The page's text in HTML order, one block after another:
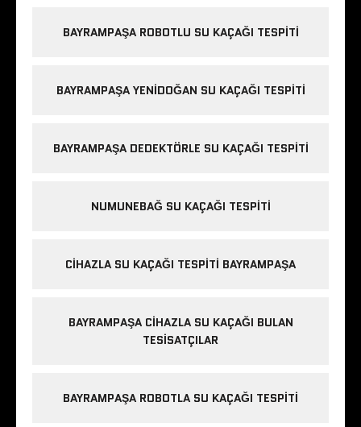
BAYRAMPAŞA ROBOTLU SU KAÇAĞI TESPITI
BAYRAMPAŞA YENIDOĞAN SU KAÇAĞI TESPITI
BAYRAMPAŞA DEDEKTÖRLE SU KAÇAĞI TESPITI
NUMUNEBAĞ SU KAÇAĞI TESPITI
CIHAZLA SU KAÇAĞI TESPITI BAYRAMPAŞA
BAYRAMPAŞA CIHAZLA SU KAÇAĞI BULAN
TESISATÇILAR
BAYRAMPAŞA ROBOTLA SU KAÇAĞI TESPITI